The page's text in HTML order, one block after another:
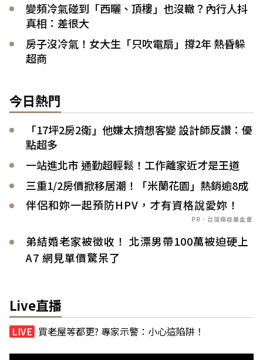
變頻冷氣碰到「西曬、頂樓」也沒轍？內行人抖
真相：差很大
房子沒冷氣！女大生「只吹電扇」撐2年 熱昏躲
超商
今日熱門
「17坪2房2衛」他嫌太擠想客變 設計師反讚：優
點超多
一站進北市 通勤超輕鬆！工作離家近才是王道
三重1/2房價掀移居潮！「米蘭花園」熱銷逾8成
伴侶和妳一起預防HPV，才有資格說愛妳！
PR．台灣癌症基金會
弟結婚老家被徵收！ 北漂男帶100萬被迫硬上
A7 網見單價驚呆了
Live直播
買老屋等都更? 專家示警：小心這陷阱！